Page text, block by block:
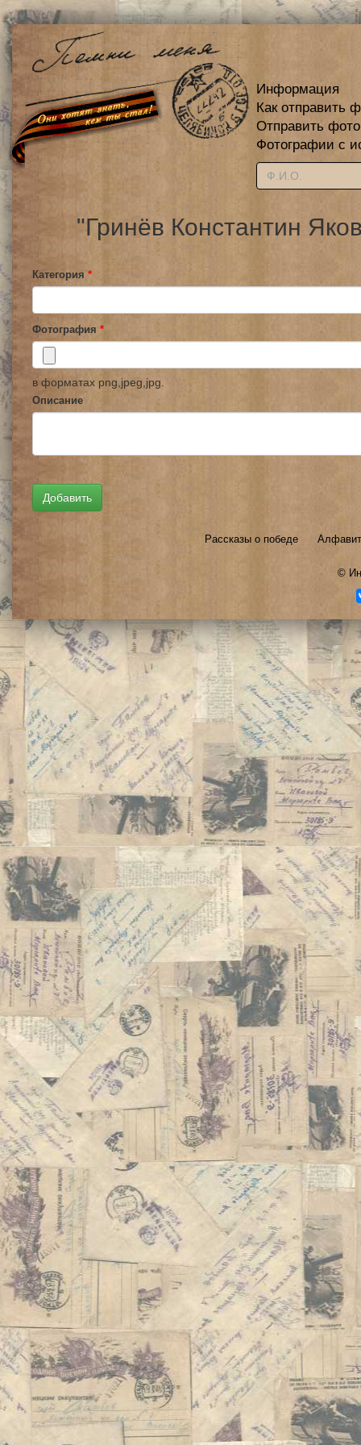
Информация
Как отправить
Отправить
Фотографии с
"Гринёв Константин
Категория *
Фотография *
в форматах png,jpeg,jpg.
Описание
Рассказы о победе
©